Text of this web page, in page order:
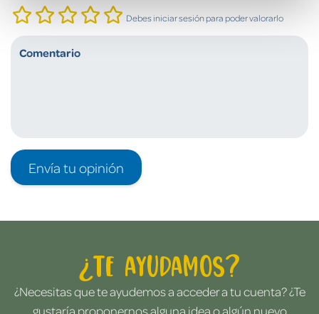
Debes iniciar sesión para poder valorarlo
Envía tu opinión
¿Te ayudamos?
¿Necesitas que te ayudemos a acceder a tu cuenta? ¿Te
gustaría proponernos alguna idea o algún nuevo